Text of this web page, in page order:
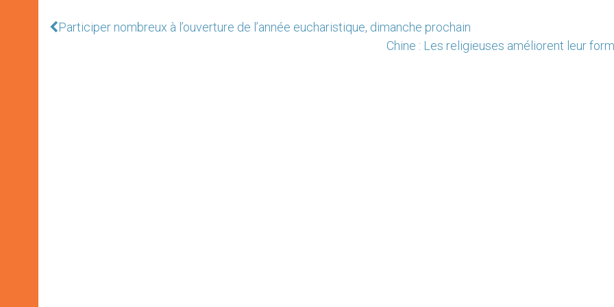
Participer nombreux à l’ouverture de l’année eucharistique, dimanche prochain
Chine : Les religieuses améliorent leur